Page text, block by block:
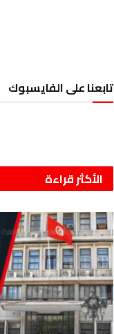
تابعنا على الفايسبوك
الأكثر قراءة